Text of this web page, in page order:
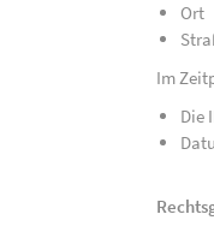
Ort
Im
Die